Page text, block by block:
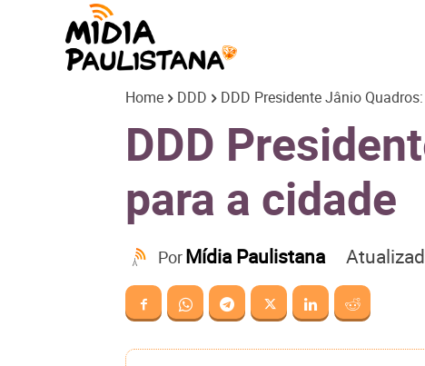
Paulistana
Home DDD DDD Presidente Jânio
DDD
para a cidade
PorMídia Paulistana